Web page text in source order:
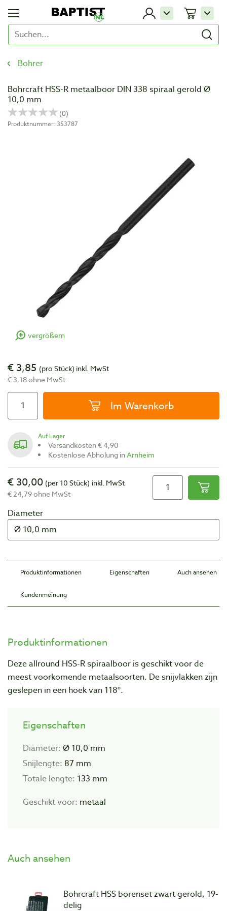
Bohrer
Bohrcraft HSS-R metaalboor DIN 338 spiraal gerold Ø
10,0 mm
Produktnummer: 353787
vergrößern
€ 3,85 (pro Stück) inkl. MwSt
€ 3,18 ohne MwSt
Im Warenkorb
Auf Lager
Versandkosten € 4,90
Kostenlose Abholung inArnheim
€ 30,00 (per 10 Stück) inkl. MwSt
€ 24,79 ohne MwSt
Diameter
Produktinformationen Eigenschaften Auch ansehen
Kundenmeinung
Produktinformationen
Deze allround HSS-R spiraalboor is geschikt voor de
meest voorkomende metaalsoorten. De snijvlakken zijn
geslepen in een hoek van 118°.
Eigenschaften
Diameter: Ø 10,0 mm
Snijlengte: 87 mm
Totale lengte: 133 mm
Geschikt voor: metaal
Auch ansehen
Bohrcraft HSS borenset zwart gerold, 19-
delig